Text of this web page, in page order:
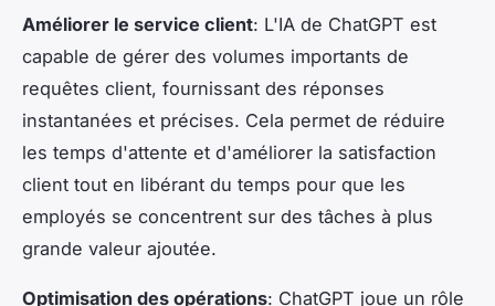
Améliorer le service client: L'IA de ChatGPT est
capable de gérer des volumes importants de
requêtes client, fournissant des réponses
instantanées et précises. Cela permet de réduire
les temps d'attente et d'améliorer la satisfaction
client tout en libérant du temps pour que les
employés se concentrent sur des tâches à plus
grande valeur ajoutée.
Optimisation des opérations: ChatGPT joue un rôle